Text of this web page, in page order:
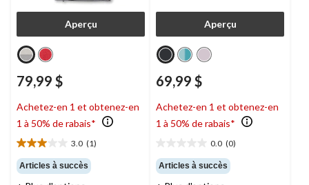
Aperçu
79,99 $
Achetez-en 1 et obtenez-en
1 à 50% de rabais*
3.0 (1)
3.0
étoile(s)
sur
Articles à succès
Aperçu
69,99 $
Achetez-en 1 et obtenez-en
1 à 50% de rabais*
0.0 (0)
étoile(s)
sur
Articles à succès